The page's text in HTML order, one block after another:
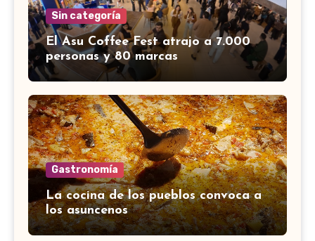
Sin categoría
El Asu Coffee Fest atrajo a 7.000
personas y 80 marcas
Gastronomía
La cocina de los pueblos convoca a
los asuncenos